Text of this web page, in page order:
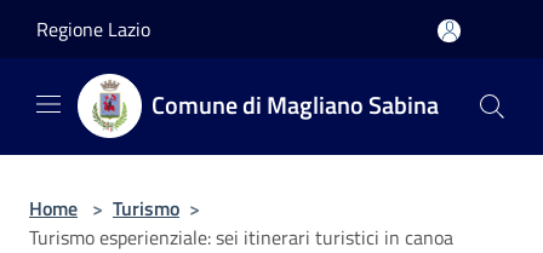
Regione Lazio
Comune di Magliano Sabina
Home > Turismo >
Turismo esperienziale: sei itinerari turistici in canoa